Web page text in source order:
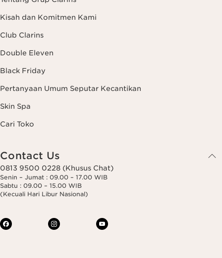
Kisah dan Komitmen Kami
Club Clarins
Double Eleven
Black Friday
Pertanyaan Umum Seputar Kecantikan
Skin Spa
Cari Toko
Contact Us
0813 9500 0228 (Khusus Chat)
Senin – Jumat : 09.00 – 17.00 WIB
Sabtu : 09.00 – 15.00 WIB
(Kecuali Hari Libur Nasional)